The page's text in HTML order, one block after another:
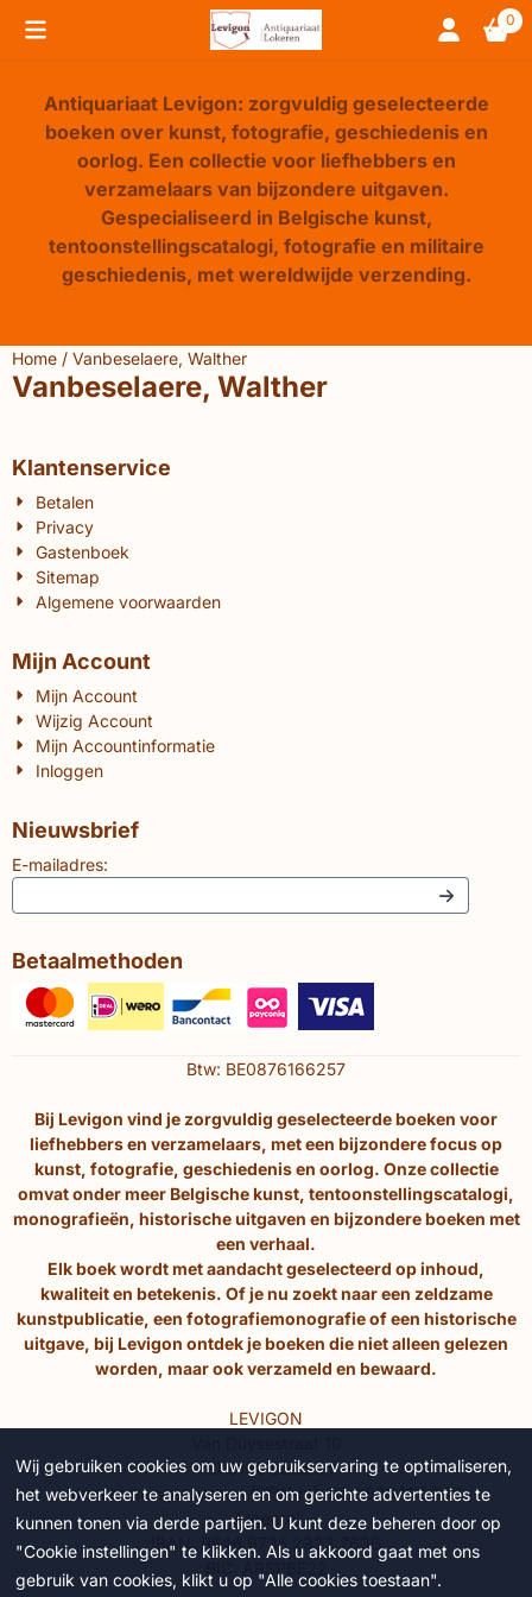
Cookievoorkeuren zijn beschikbaar. Kies instellingen of 0
Antiquariaat Levigon: zorgvuldig geselecteerde
boeken over kunst, fotografie, geschiedenis en
oorlog. Een collectie voor liefhebbers en
verzamelaars van bijzondere uitgaven.
Gespecialiseerd in Belgische kunst,
tentoonstellingscatalogi, fotografie en militaire
geschiedenis, met wereldwijde verzending.
Home / Vanbeselaere, Walther
Vanbeselaere, Walther
Klantenservice
Betalen
Privacy
Gastenboek
Sitemap
Algemene voorwaarden
Mijn Account
Mijn Account
Wijzig Account
Mijn Accountinformatie
Inloggen
Nieuwsbrief
E-mailadres:
Betaalmethoden
Btw: BE0876166257
Bij Levigon vind je zorgvuldig geselecteerde boeken voor
liefhebbers en verzamelaars, met een bijzondere focus op
kunst, fotografie, geschiedenis en oorlog. Onze collectie
omvat onder meer Belgische kunst, tentoonstellingscatalogi,
monografieën, historische uitgaven en bijzondere boeken met
een verhaal.
Elk boek wordt met aandacht geselecteerd op inhoud,
kwaliteit en betekenis. Of je nu zoekt naar een zeldzame
kunstpublicatie, een fotografiemonografie of een historische
uitgave, bij Levigon ontdek je boeken die niet alleen gelezen
worden, maar ook verzameld en bewaard.
LEVIGON
(B) 9160 Lokeren
ondernemingsnummer (BTW-nr): BE 0876.166.257
Argenta:
IBAN: BE46 9735 2323 7636
Wij gebruiken cookies om uw gebruikservaring te optimaliseren,
het webverkeer te analyseren en om gerichte advertenties te
kunnen tonen via derde partijen. U kunt deze beheren door op
"Cookie instellingen" te klikken. Als u akkoord gaat met ons
gebruik van cookies, klikt u op "Alle cookies toestaan".